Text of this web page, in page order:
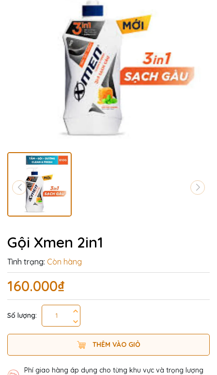
Gội Xmen 2in1
Tình trạng: Còn hàng
160.000₫
Số lượng:
THÊM VÀO GIỎ
Phí giao hàng áp dụng cho từng khu vực và trọng lượng